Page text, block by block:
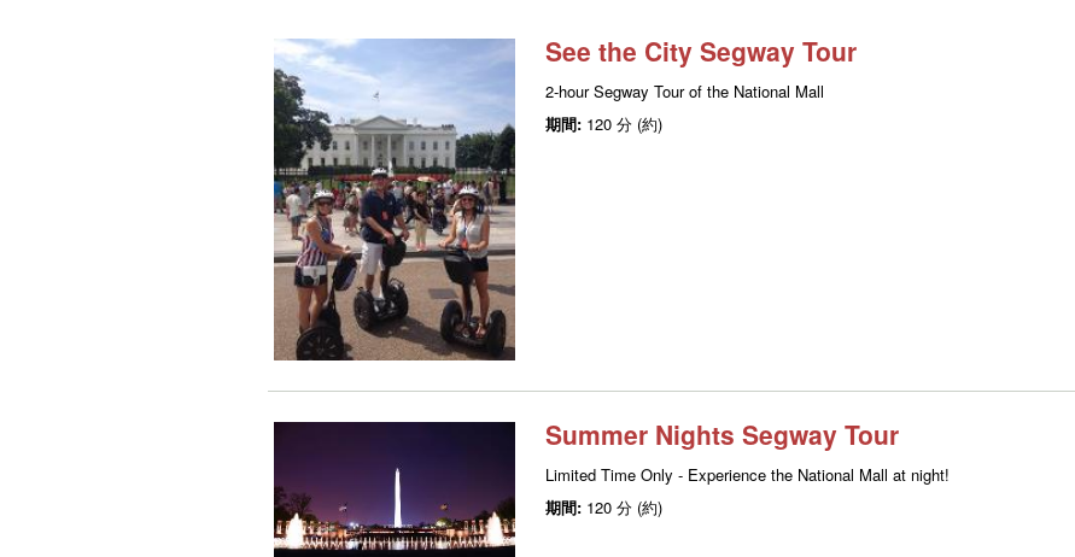
See the City Segway Tour
2-hour Segway Tour of the National Mall
期間: 120 分 (約)
Summer Nights Segway Tour
Limited Time Only - Experience the National Mall at night!
期間: 120 分 (約)